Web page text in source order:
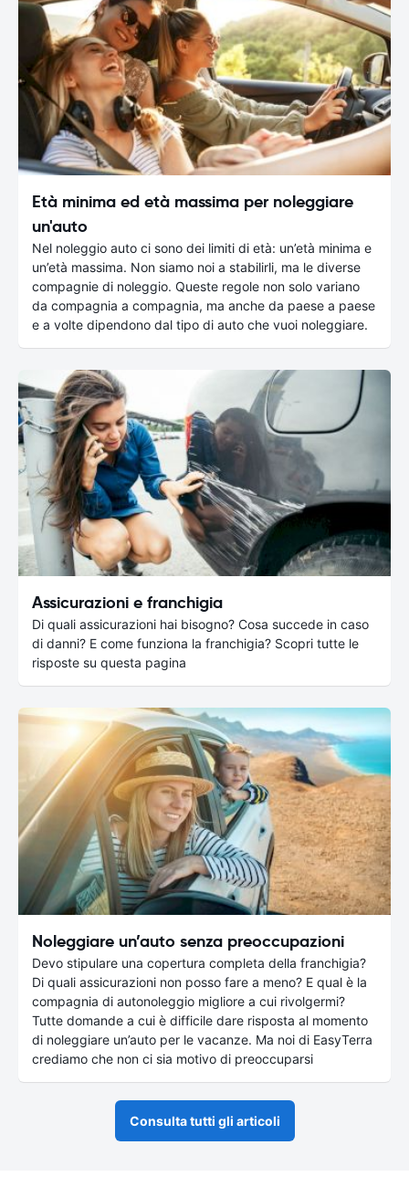
Età minima ed età massima per noleggiare
un'auto
Nel noleggio auto ci sono dei limiti di età: un’età minima e
un’età massima. Non siamo noi a stabilirli, ma le diverse
compagnie di noleggio. Queste regole non solo variano
da compagnia a compagnia, ma anche da paese a paese
e a volte dipendono dal tipo di auto che vuoi noleggiare.
Assicurazioni e franchigia
Di quali assicurazioni hai bisogno? Cosa succede in caso
di danni? E come funziona la franchigia? Scopri tutte le
risposte su questa pagina
Noleggiare un’auto senza preoccupazioni
Devo stipulare una copertura completa della franchigia?
Di quali assicurazioni non posso fare a meno? E qual è la
compagnia di autonoleggio migliore a cui rivolgermi?
Tutte domande a cui è difficile dare risposta al momento
di noleggiare un’auto per le vacanze. Ma noi di EasyTerra
crediamo che non ci sia motivo di preoccuparsi
Consulta tutti gli articoli